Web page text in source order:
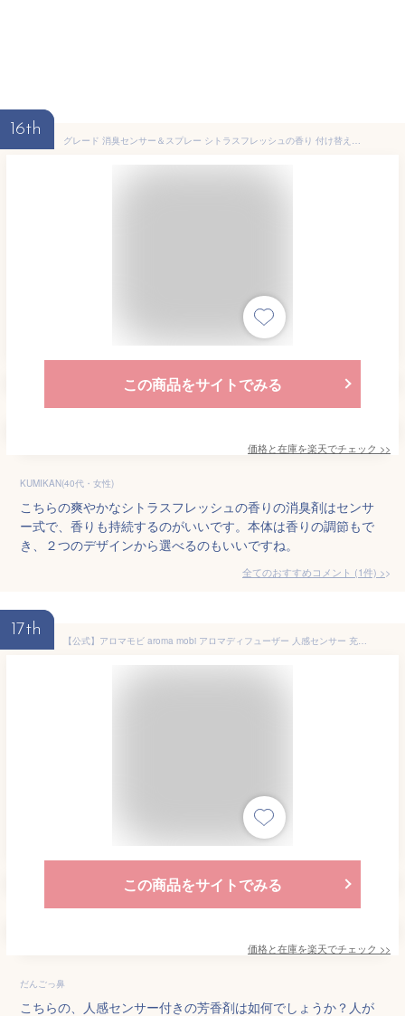
16th
グレード 消臭センサー＆スプレー シトラスフレッシュの香り 付け替え用(18ml*2本入)【グレード(Glade)】[芳香剤 消臭剤 部屋 トイレ 感知 詰め替え つめかえ]
この商品をサイトでみる
価格と在庫を楽天でチェック >>
KUMIKAN(40代・女性)
こちらの爽やかなシトラスフレッシュの香りの消臭剤はセンサ
ー式で、香りも持続するのがいいです。本体は香りの調節もで
き、２つのデザインから選べるのもいいですね。
全てのおすすめコメント (1件) >
17th
【公式】アロマモビ aroma mobi アロマディフューザー 人感センサー 充電式 水なし コードレス ネブライザー トイレ トイレ用 玄関リビング 広い部屋 超音波式 水を使わない アロマ ディフューザー 卓上 精油 アロマオイル エッセンシャルオイル 芳香剤 センサー 大容量
この商品をサイトでみる
価格と在庫を楽天でチェック >>
だんごっ鼻
こちらの、人感センサー付きの芳香剤は如何でしょうか？人が